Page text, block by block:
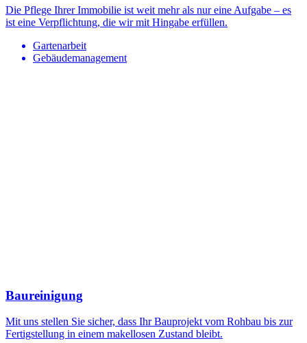
Die Pflege Ihrer Immobilie ist weit mehr als nur eine Aufgabe – es
ist eine Verpflichtung, die wir mit Hingabe erfüllen.
Gartenarbeit
Gebäudemanagement
Baureinigung
Mit uns stellen Sie sicher, dass Ihr Bauprojekt vom Rohbau bis zur
Fertigstellung in einem makellosen Zustand bleibt.